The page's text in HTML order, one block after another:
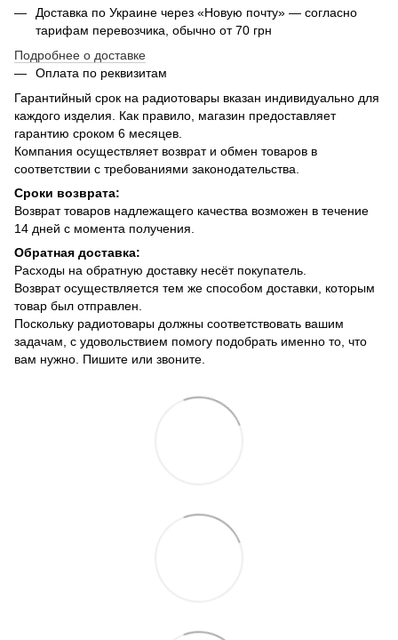
Доставка по Украине через «Новую почту» — согласно
тарифам перевозчика, обычно от 70 грн
Подробнее о доставке
Оплата по реквизитам
Гарантийный срок на радиотовары вказан индивидуально для
каждого изделия. Как правило, магазин предоставляет
гарантию сроком 6 месяцев.
Компания осуществляет возврат и обмен товаров в
соответствии с требованиями законодательства.
Сроки возврата:
Возврат товаров надлежащего качества возможен в течение
14 дней с момента получения.
Обратная доставка:
Расходы на обратную доставку несёт покупатель.
Возврат осуществляется тем же способом доставки, которым
товар был отправлен.
Поскольку радиотовары должны соответствовать вашим
задачам, с удовольствием помогу подобрать именно то, что
вам нужно. Пишите или звоните.